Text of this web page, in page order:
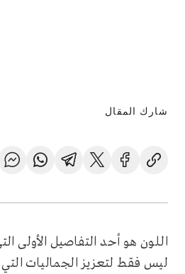
شارك المقال
اللون هو أحد التفاصيل الأولى
ليس فقط لتعزيز الجماليات